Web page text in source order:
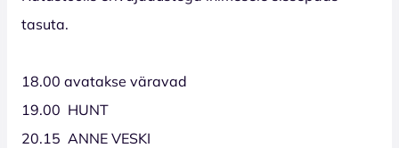
tasuta.
18.00 avatakse väravad
19.00 HUNT
20.15 ANNE VESKI